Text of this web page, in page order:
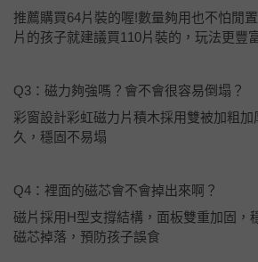
推薦購買64片裝的喔!數量夠用也不怕閒
片的孩子就建議買110片裝的，玩法更豐
Q3：磁力夠強嗎？會不會很容易倒塌？
彩窗設計彩虹磁力片積木採用雙被加粗加
久，穩固不易塌
Q4：裡面的磁芯會不會掉出來啊？
磁片採用H型支撐結構，面板雙重加固，
磁芯掉落，預防孩子誤食